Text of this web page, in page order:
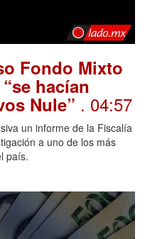
Fondo Mixto
hacían
Nule” . 04:57
un informe de la Fiscalía
a uno de los más
país.